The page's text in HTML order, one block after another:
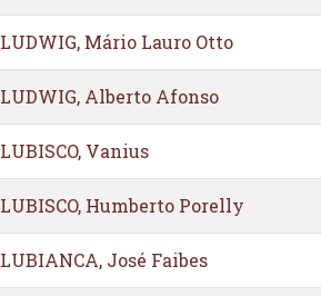
LUDWIG, Mário Lauro Otto
LUDWIG, Alberto Afonso
LUBISCO, Vanius
LUBISCO, Humberto Porelly
LUBIANCA, José Faibes